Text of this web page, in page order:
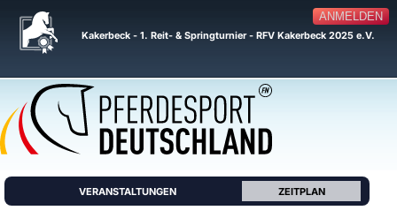
ANMELDEN
Kakerbeck - 1. Reit- & Springturnier - RFV Kakerbeck 2025 e.V.
VERANSTALTUNGEN ZEITPLAN